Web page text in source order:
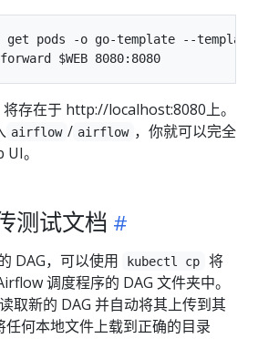
get pods -o go-template --
存在于 http://localhost:8080上。
airflow / airflow ，你就可以完全
。
测试文档
DAG，可以使用 kubectl cp
将
调度程序的 DAG 文件夹中。
取新的 DAG 并自动将其上传到其
任何本地文件上载到正确的目录